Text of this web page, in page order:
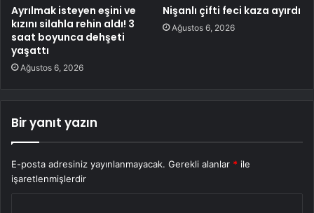
Ayrılmak isteyen eşini ve
kızını silahla rehin aldı! 3
saat boyunca dehşeti
yaşattı
Ağustos 6, 2026
Nişanlı çifti feci kaza ayırdı
Ağustos 6, 2026
Bir yanıt yazın
E-posta adresiniz yayınlanmayacak. Gerekli alanlar * ile
işaretlenmişlerdir